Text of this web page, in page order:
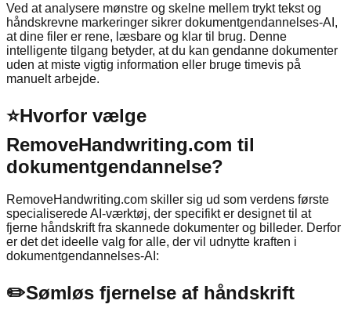
Ved at analysere mønstre og skelne mellem trykt tekst og
håndskrevne markeringer sikrer dokumentgendannelses-AI,
at dine filer er rene, læsbare og klar til brug. Denne
intelligente tilgang betyder, at du kan gendanne dokumenter
uden at miste vigtig information eller bruge timevis på
manuelt arbejde.
⭐Hvorfor vælge
RemoveHandwriting.com til
dokumentgendannelse?
RemoveHandwriting.com skiller sig ud som verdens første
specialiserede AI-værktøj, der specifikt er designet til at
fjerne håndskrift fra skannede dokumenter og billeder. Derfor
er det det ideelle valg for alle, der vil udnytte kraften i
dokumentgendannelses-AI:
✏️Sømløs fjernelse af håndskrift